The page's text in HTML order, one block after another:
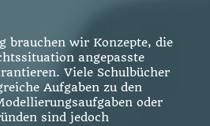
brauchen wir Konzepte, die
angepasste
Viele Schulbücher
Aufgaben zu den
oder
sind jedoch